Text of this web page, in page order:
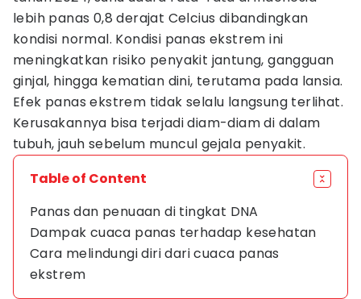
lebih panas 0,8 derajat Celcius dibandingkan
kondisi normal. Kondisi panas ekstrem ini
meningkatkan risiko penyakit jantung, gangguan
ginjal, hingga kematian dini, terutama pada lansia.
Efek panas ekstrem tidak selalu langsung terlihat.
Kerusakannya bisa terjadi diam-diam di dalam
tubuh, jauh sebelum muncul gejala penyakit.
Table of Content
Panas dan penuaan di tingkat DNA
Dampak cuaca panas terhadap kesehatan
Cara melindungi diri dari cuaca panas
ekstrem